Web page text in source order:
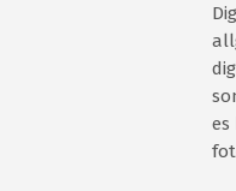
es